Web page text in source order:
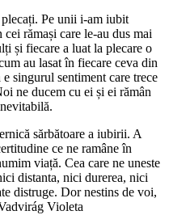
plecați. Pe unii i-am iubit
rămași care le-au dus mai
și fiecare a luat la plecare o
au lasat în fiecare ceva din
singurul sentiment care trece
ne ducem cu ei și ei rămân
sărbătoare a iubirii. A
ce ne ramâne în
viață. Cea care ne uneste
distanta, nici durerea, nici
distruge. Dor nestins de voi,
Violeta